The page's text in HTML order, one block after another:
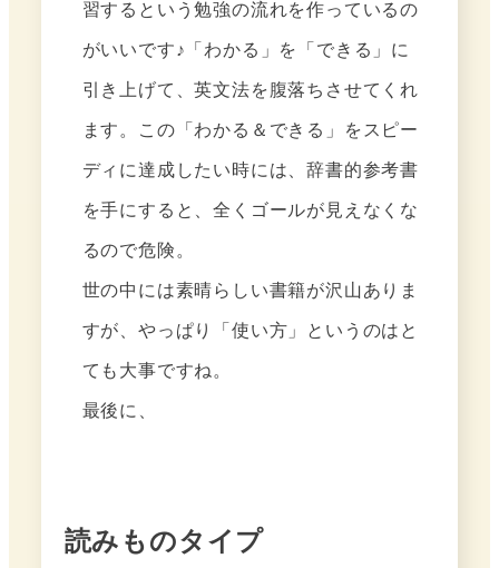
習するという勉強の流れを作っているの
がいいです♪「わかる」を「できる」に
引き上げて、英文法を腹落ちさせてくれ
ます。この「わかる＆できる」をスピー
ディに達成したい時には、辞書的参考書
を手にすると、全くゴールが見えなくな
るので危険。
世の中には素晴らしい書籍が沢山ありま
すが、やっぱり「使い方」というのはと
ても大事ですね。
最後に、
読みものタイプ